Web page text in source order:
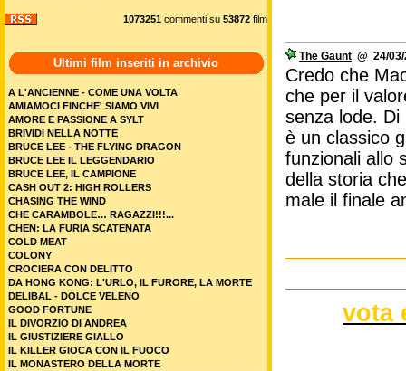
The Gaunt @ 24/
Credo che
che per il
senza lode.
è un classico
funzionali allo
della storia
male il finale
vota
1073251 commenti su 53872 film
Ultimi film inseriti in archivio
A L'ANCIENNE - COME UNA VOLTA
AMIAMOCI FINCHE' SIAMO VIVI
AMORE E PASSIONE A SYLT
BRIVIDI NELLA NOTTE
BRUCE LEE - THE FLYING DRAGON
BRUCE LEE IL LEGGENDARIO
BRUCE LEE, IL CAMPIONE
CASH OUT 2: HIGH ROLLERS
CHASING THE WIND
CHE CARAMBOLE… RAGAZZI!!!...
CHEN: LA FURIA SCATENATA
COLD MEAT
COLONY
CROCIERA CON DELITTO
DA HONG KONG: L'URLO, IL FURORE, LA MORTE
DELIBAL - DOLCE VELENO
GOOD FORTUNE
IL DIVORZIO DI ANDREA
IL GIUSTIZIERE GIALLO
IL KILLER GIOCA CON IL FUOCO
IL MONASTERO DELLA MORTE